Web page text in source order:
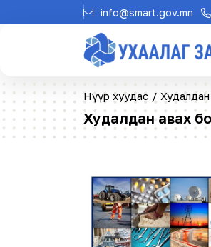
info@smart.gov.mn
Нүүр хуудас /
Худалдан авах